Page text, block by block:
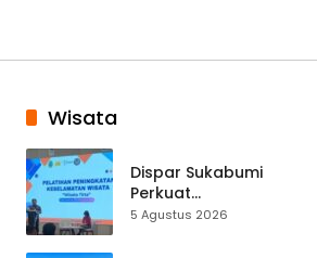
Wisata
Dispar Sukabumi
Perkuat
Keselamatan
5 Agustus 2026